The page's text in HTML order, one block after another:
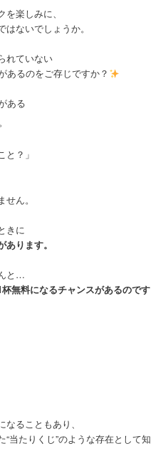
楽しみに、
ないでしょうか。
れていない
あるのをご存じですか？
ある
と？」
ん。
きに
ります。
と…
無料になるチャンスがあるのです
ることもあり、
当たりくじ”のような存在として知